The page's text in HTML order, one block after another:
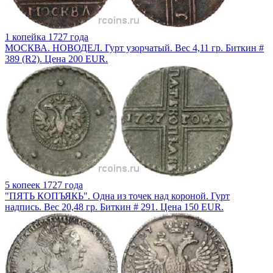
1 копейка 1727 года
МОСКВА. НОВОДЕЛ. Гурт узорчатый. Вес 4,11 гр. Биткин #
389 (R2). Цена 200 EUR.
5 копеек 1727 года
"ПЯТЬ КОПЪЯКЬ". Одна из точек над короной. Гурт
надпись. Вес 20,48 гр. Биткин # 291. Цена 150 EUR.